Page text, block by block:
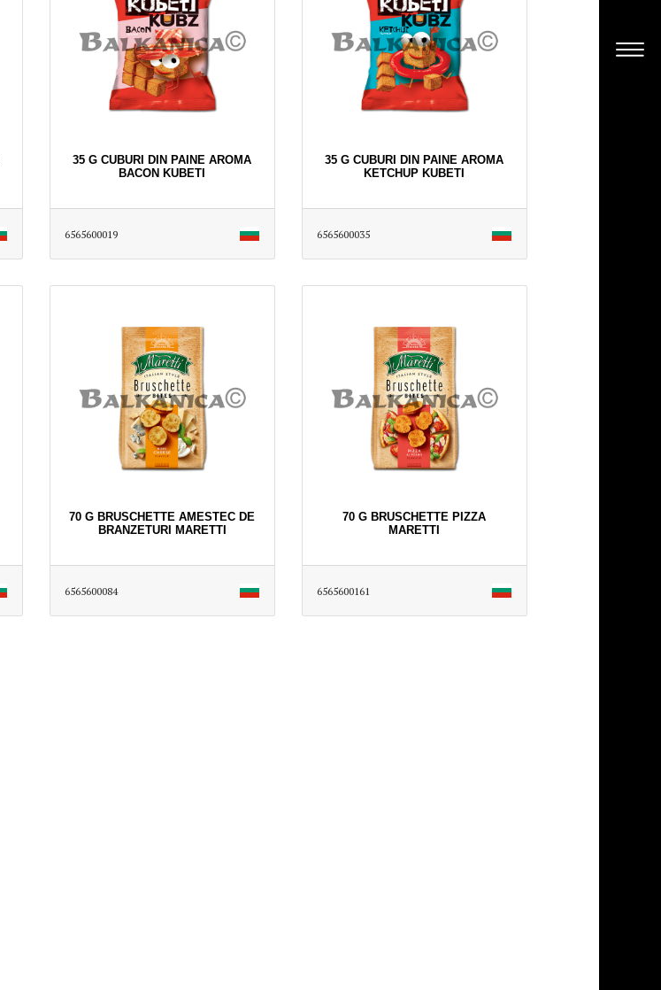
35 G CUBURI DIN PAINE AROMA
BACON KUBETI
6565600019
35 G CUBURI DIN PAINE AROMA
KETCHUP KUBETI
6565600035
70 G BRUSCHETTE AMESTEC DE
BRANZETURI MARETTI
6565600084
70 G BRUSCHETTE PIZZA
MARETTI
6565600161